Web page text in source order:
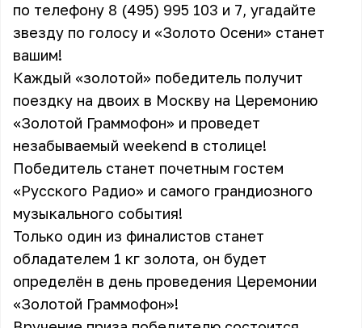
по телефону 8 (495) 995 103 и 7, угадайте
звезду по голосу и «Золото Осени» станет
вашим!
Каждый «золотой» победитель получит
поездку на двоих в Москву на Церемонию
«Золотой Граммофон» и проведет
незабываемый weekend в столице!
Победитель станет почетным гостем
«Русского Радио» и самого грандиозного
музыкального события!
Только один из финалистов станет
обладателем 1 кг золота, он будет
определён в день проведения Церемонии
«Золотой Граммофон»!